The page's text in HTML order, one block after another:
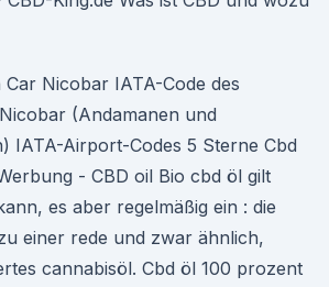
Nicobar IATA-Code des
(Andamanen und
IATA-Airport-Codes 5 Sterne Cbd
- CBD oil Bio cbd öl gilt
es aber regelmäßig ein : die
einer rede und zwar ähnlich,
cannabisöl. Cbd öl 100 prozent